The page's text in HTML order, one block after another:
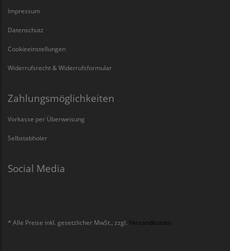
Impressum
Datenschutz
Cookieeinstellungen
Widerrufsrecht & Widerrufsformular
Zahlungsmöglichkeiten
Vorkasse per Überweisung
Selbstabholer
Social Media
* Alle Preise inkl. gesetzlicher MwSt., zzgl. Versandkosten